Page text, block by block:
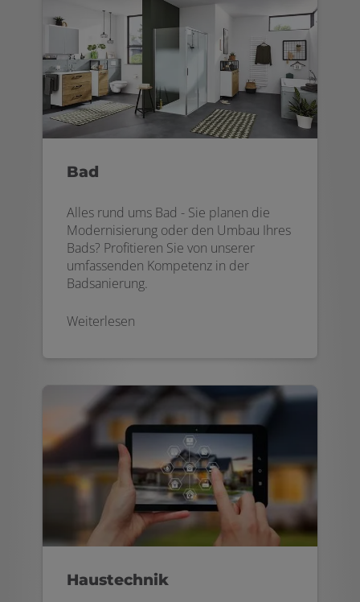
Bad
Alles rund ums Bad - Sie planen die
Modernisierung oder den Umbau Ihres
Bads? Profitieren Sie von unserer
umfassenden Kompetenz in der
Badsanierung.
Weiterlesen
Haustechnik